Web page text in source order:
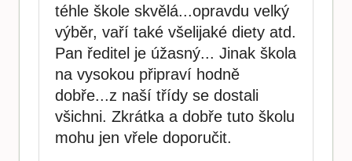
téhle škole skvělá...opravdu velký
výběr, vaří také všelijaké diety atd.
Pan ředitel je úžasný... Jinak škola
na vysokou připraví hodně
dobře...z naší třídy se dostali
všichni. Zkrátka a dobře tuto školu
mohu jen vřele doporučit.